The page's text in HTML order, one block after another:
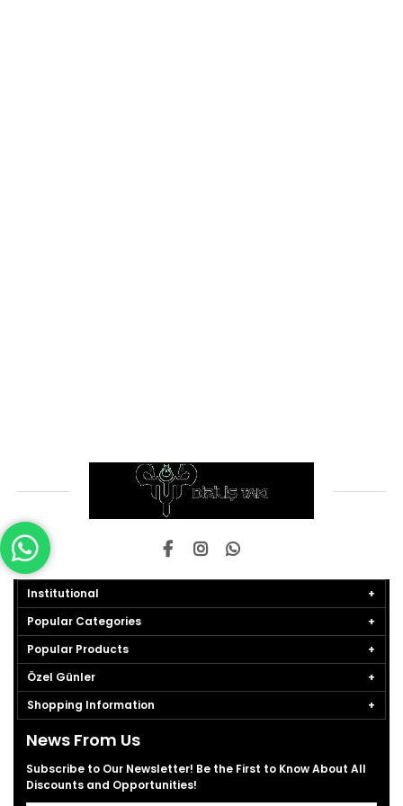
Institutional
Popular Categories
Popular Products
Özel Günler
Shopping Information
News From Us
Subscribe to Our Newsletter! Be the First to Know About All
Discounts and Opportunities!